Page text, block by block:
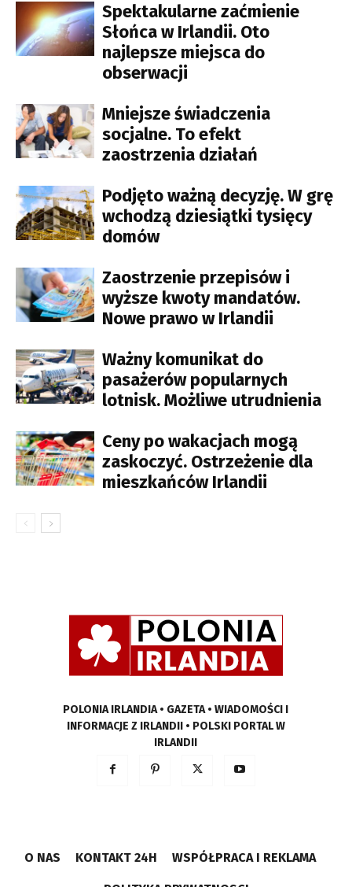
Spektakularne zaćmienie
Słońca w Irlandii. Oto
najlepsze miejsca do
obserwacji
Mniejsze świadczenia
socjalne. To efekt
zaostrzenia działań
Podjęto ważną decyzję. W grę
wchodzą dziesiątki tysięcy
domów
Zaostrzenie przepisów i
wyższe kwoty mandatów.
Nowe prawo w Irlandii
Ważny komunikat do
pasażerów popularnych
lotnisk. Możliwe utrudnienia
Ceny po wakacjach mogą
zaskoczyć. Ostrzeżenie dla
mieszkańców Irlandii
POLONIA IRLANDIA • GAZETA • WIADOMOŚCI I
INFORMACJE Z IRLANDII • POLSKI PORTAL W
IRLANDII
O NAS KONTAKT 24H WSPÓŁPRACA I REKLAMA